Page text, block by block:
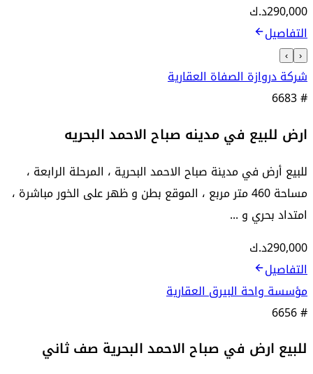
290,000د.ك
التفاصيل
‹
›
شركة دروازة الصفاة العقارية
6683#
ارض للبيع في مدينه صباح الاحمد البحريه
للبيع أرض في مدينة صباح الاحمد البحرية ، المرحلة الرابعة ،
مساحة 460 متر مربع ، الموقع بطن و ظهر على الخور مباشرة ،
امتداد بحري و ...
290,000د.ك
التفاصيل
مؤسسة واحة البيرق العقارية
6656#
للبيع ارض في صباح الاحمد البحرية صف ثاني